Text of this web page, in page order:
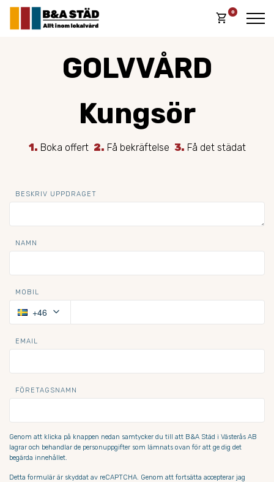
shopping_cart 0
GOLVVÅRD
Kungsör
1. Boka offert 2. Få bekräftelse 3. Få det städat
BESKRIV UPPDRAGET
NAMN
MOBIL
+46 keyboard_arrow_down
EMAIL
FÖRETAGSNAMN
Genom att klicka på knappen nedan samtycker du till att B&A Städ i Västerås AB
lagrar och behandlar de personuppgifter som lämnats ovan för att ge dig det
begärda innehållet.
Detta formulär är skyddat av reCAPTCHA. Genom att fortsätta accepterar jag